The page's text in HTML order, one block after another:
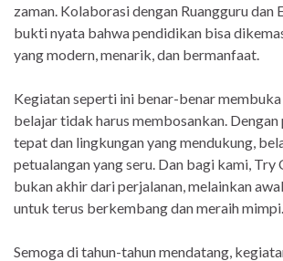
zaman. Kolaborasi dengan Ruangguru dan
bukti nyata bahwa pendidikan bisa
yang modern, menarik, dan bermanfaat.
Kegiatan seperti ini benar-benar
belajar tidak harus membosankan.
tepat dan lingkungan yang mendukung,
petualangan yang seru. Dan bagi kami,
bukan akhir dari perjalanan, melainkan
untuk terus berkembang dan meraih mimpi.
Semoga di tahun-tahun mendatang,